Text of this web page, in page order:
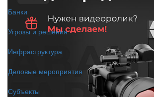
Банки
Угрозы и решения
Инфраструктура
Деловые мероприятия
Субъекты